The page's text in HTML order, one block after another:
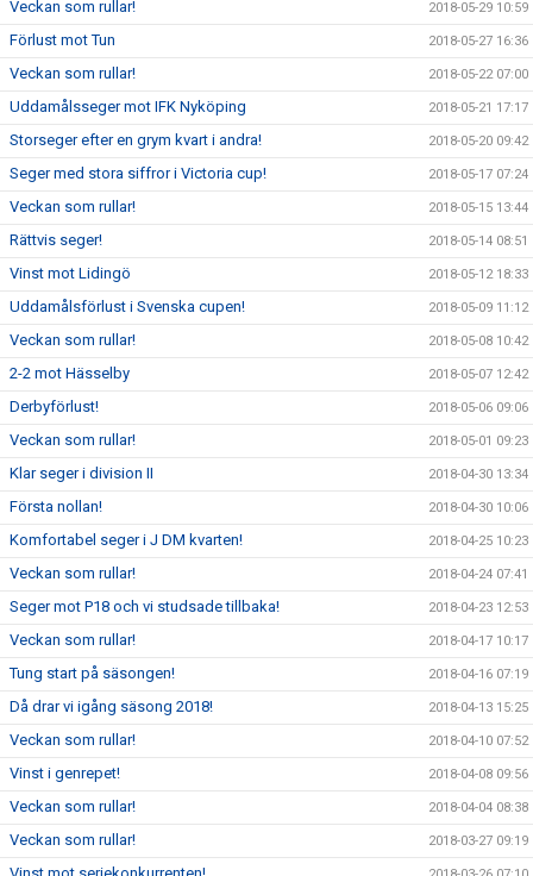
Veckan som rullar! 2018-05-29 10:59
Förlust mot Tun 2018-05-27 16:36
Veckan som rullar! 2018-05-22 07:00
Uddamålsseger mot IFK Nyköping 2018-05-21 17:17
Storseger efter en grym kvart i andra! 2018-05-20 09:42
Seger med stora siffror i Victoria cup! 2018-05-17 07:24
Veckan som rullar! 2018-05-15 13:44
Rättvis seger! 2018-05-14 08:51
Vinst mot Lidingö 2018-05-12 18:33
Uddamålsförlust i Svenska cupen! 2018-05-09 11:12
Veckan som rullar! 2018-05-08 10:42
2-2 mot Hässelby 2018-05-07 12:42
Derbyförlust! 2018-05-06 09:06
Veckan som rullar! 2018-05-01 09:23
Klar seger i division II 2018-04-30 13:34
Första nollan! 2018-04-30 10:06
Komfortabel seger i J DM kvarten! 2018-04-25 10:23
Veckan som rullar! 2018-04-24 07:41
Seger mot P18 och vi studsade tillbaka! 2018-04-23 12:53
Veckan som rullar! 2018-04-17 10:17
Tung start på säsongen! 2018-04-16 07:19
Då drar vi igång säsong 2018! 2018-04-13 15:25
Veckan som rullar! 2018-04-10 07:52
Vinst i genrepet! 2018-04-08 09:56
Veckan som rullar! 2018-04-04 08:38
Veckan som rullar! 2018-03-27 09:19